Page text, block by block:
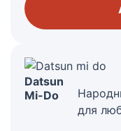
Datsun
Mi-Do
для